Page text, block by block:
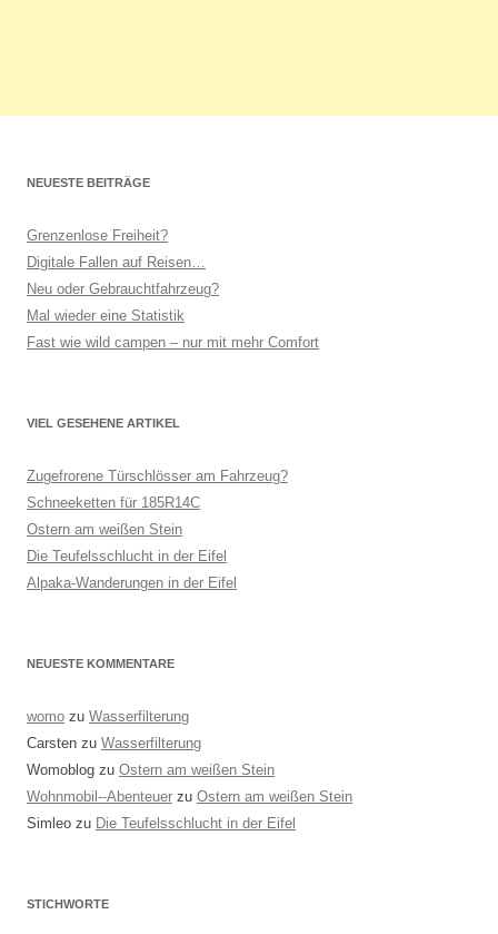
NEUESTE BEITRÄGE
Grenzenlose Freiheit?
Digitale Fallen auf Reisen…
Neu oder Gebrauchtfahrzeug?
Mal wieder eine Statistik
Fast wie wild campen – nur mit mehr Comfort
VIEL GESEHENE ARTIKEL
Zugefrorene Türschlösser am Fahrzeug?
Schneeketten für 185R14C
Ostern am weißen Stein
Die Teufelsschlucht in der Eifel
Alpaka-Wanderungen in der Eifel
NEUESTE KOMMENTARE
womo zu Wasserfilterung
Carsten zu Wasserfilterung
Womoblog zu Ostern am weißen Stein
Wohnmobil--Abenteuer zu Ostern am weißen Stein
Simleo zu Die Teufelsschlucht in der Eifel
STICHWORTE